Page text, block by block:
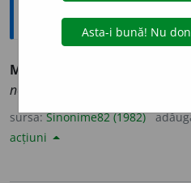
Sinonime
MELANCOL
neînvins pentru vremurile
sursa:Sinonime82 (1982)
acțiuni